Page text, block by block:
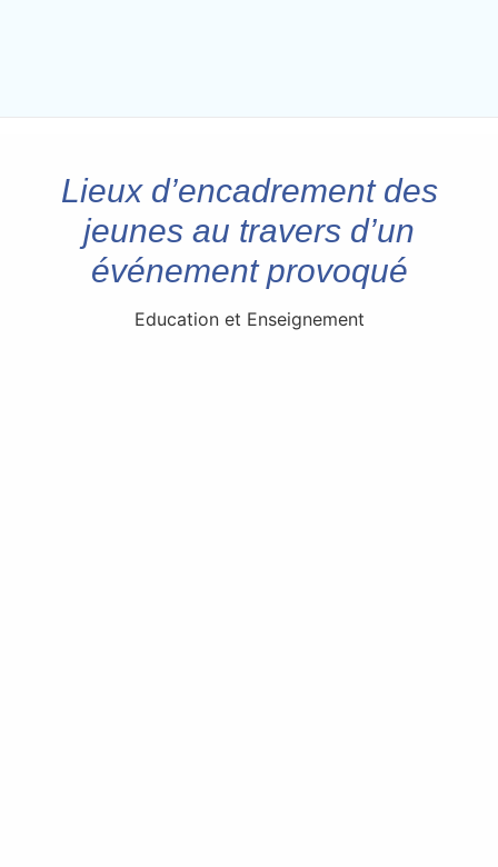
Lieux d’encadrement des
jeunes au travers d’un
événement provoqué
Education et Enseignement